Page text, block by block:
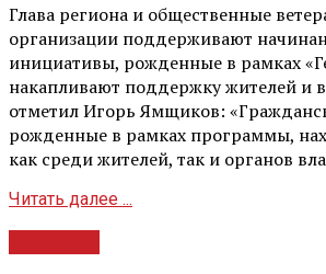
Глава региона и общественные
организации поддерживают
инициативы, рожденные в рамках
накапливают поддержку жителей и
отметил Игорь Ямщиков:
рожденные в рамках программы,
как среди жителей, так и органов
Читать далее ...